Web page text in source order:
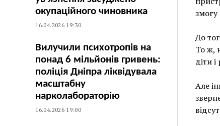
окупаційного чиновника
16.04.2026 19:30
Вилучили психотропів на
понад 6 мільйонів гривень:
поліція Дніпра ліквідувала
масштабну
нарколабораторію
16.04.2026 19:00
До
То ж,
діти
Але